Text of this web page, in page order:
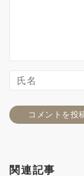
関連記事